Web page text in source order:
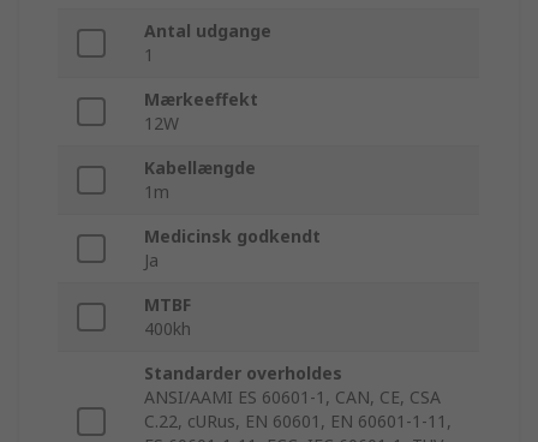
Antal udgange
1
Mærkeeffekt
12W
Kabellængde
1m
Medicinsk godkendt
Ja
MTBF
400kh
Standarder overholdes
ANSI/AAMI ES 60601-1, CAN, CE, CSA
C.22, cURus, EN 60601, EN 60601-1-11,